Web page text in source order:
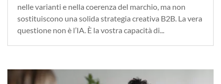
nelle varianti e nella coerenza del marchio, ma non
sostituiscono una solida strategia creativa B2B. La vera
questione non è l’IA. È la vostra capacità di...